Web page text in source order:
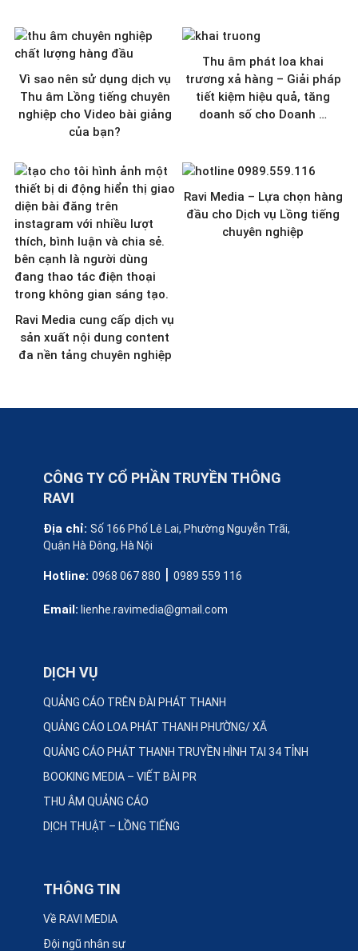
Vì sao nên sử dụng dịch vụ
Thu âm Lồng tiếng chuyên
nghiệp cho Video bài giảng
của bạn?
Thu âm phát loa khai
trương xả hàng – Giải pháp
tiết kiệm hiệu quả, tăng
doanh số cho Doanh …
Ravi Media cung cấp dịch vụ
sản xuất nội dung content
đa nền tảng chuyên nghiệp
Ravi Media – Lựa chọn hàng
đầu cho Dịch vụ Lồng tiếng
chuyên nghiệp
CÔNG TY CỔ PHẦN TRUYỀN THÔNG
RAVI
Địa chỉ: Số 166 Phố Lê Lai, Phường Nguyễn Trãi,
Quận Hà Đông, Hà Nội
Hotline: 0968 067 880 | 0989 559 116
Email: lienhe.ravimedia@gmail.com
DỊCH VỤ
QUẢNG CÁO TRÊN ĐÀI PHÁT THANH
QUẢNG CÁO LOA PHÁT THANH PHƯỜNG/ XÃ
QUẢNG CÁO PHÁT THANH TRUYỀN HÌNH TẠI 34 TỈNH
BOOKING MEDIA – VIẾT BÀI PR
THU ÂM QUẢNG CÁO
DỊCH THUẬT – LỒNG TIẾNG
THÔNG TIN
Về RAVI MEDIA
Đội ngũ nhân sự